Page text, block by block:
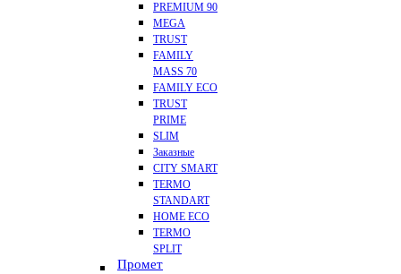
PREMIUM 90
MEGA
TRUST
FAMILY
MASS 70
FAMILY ECO
TRUST
PRIME
SLIM
Заказные
CITY SMART
TERMO
STANDART
HOME ECO
ТЕRМО
SPLIT
Промет